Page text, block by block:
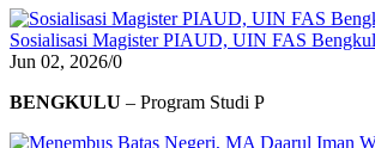
Sosialisasi Magister PIAUD, UIN FAS
Jun 02, 2026/0
BENGKULU – Program Studi P